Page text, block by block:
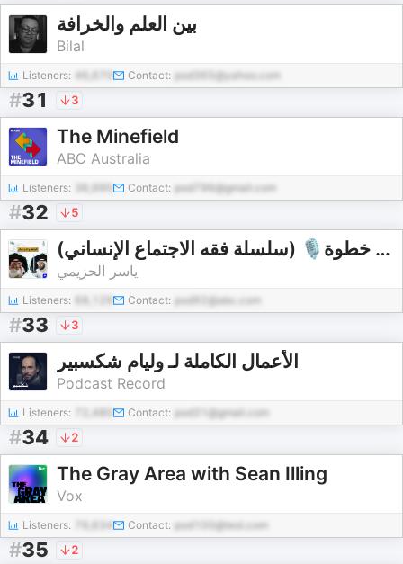
بين العلم والخرافة
Bilal
Listeners: 46,670 Contact: pod365@yahoo.com
#31 3
The Minefield
ABC Australia
Listeners: Contact: pod796@gmail.com
#32 5
(سلسلة فقه الاجتماع الإنساني) 🎙بودكاست خطوة
ياسر الحزيمي
Listeners: Contact: pod92@abc.com
#33 3
الأعمال الكاملة لـ وليام شكسبير
Podcast Record
Listeners: 72,480 Contact: pod31@gmail.com
#34 2
The Gray Area with Sean Illing
Vox
Listeners: 76,634 Contact: pod100@test.com
#35 2